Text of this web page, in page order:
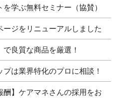
学ぶ無料セミナー（協賛）
ジをリニューアルしました
で良質な商品を厳選！
は業界特化のプロに相談！
】ケアマネさんの採用をお